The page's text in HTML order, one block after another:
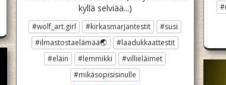
kyllä selviää...)
#wolf_art.girl #kirkasmarjantestit
#susi
#ilmastostaelämää🌏
#laadukkaattestit
#eläin
#lemmikki
#villieläimet
#mikäsopisisinulle